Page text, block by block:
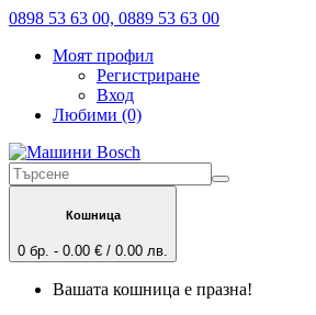
0898 53 63 00, 0889 53 63 00
Моят профил
Регистриране
Вход
Любими (0)
Кошница
0 бр. - 0.00 € / 0.00 лв.
Вашата кошница е празна!